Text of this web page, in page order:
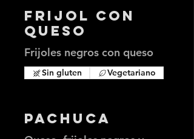
Frijol con
Queso
Frijoles negros con queso
Sin gluten Vegetariano
Pachuca